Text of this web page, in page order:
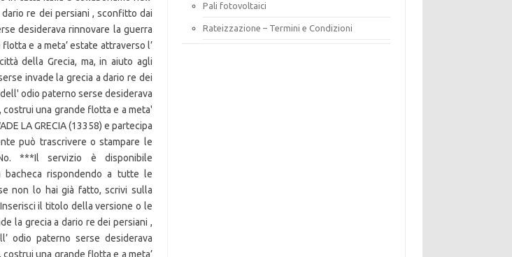
Pali fotovoltaici
Rateizzazione – Termini e Condizioni